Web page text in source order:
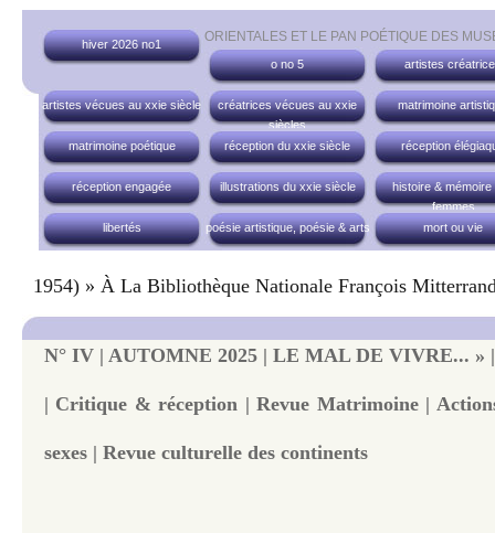
ORIENTALES ET LE PAN POÉTIQUE DES
hiver 2026 no1
o no 5
artistes
artistes vécues au xxie siècle
créatrices vécues au xxie
siècles
matrimoine
matrimoine poétique réception du xxie siècle réception
réception engagée illustrations du xxie siècle
histoire & mémoire
femmes
libertés
poésie artistique, poésie & arts mort ou vie
1954) » À La Bibliothèque Nationale François
N° IV | AUTOMNE 2025 | LE MAL DE VIVRE... »
| Critique & réception | Revue Matrimoine |
sexes | Revue culturelle des continents